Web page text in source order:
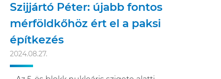
Szijjártó Péter: újabb fontos
mérföldkőhöz ért el a paksi
építkezés
2024.08.27.